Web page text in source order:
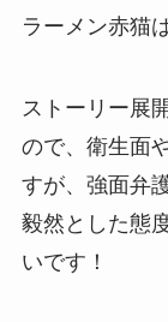
ラーメン赤猫
ストーリー展
ので、衛生面
すが、強面弁
毅然とした態
いです！